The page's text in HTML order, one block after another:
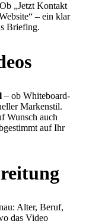
„Jetzt Kontakt
– ein klar
Briefing.
– ob Whiteboard-
Markenstil.
Wunsch auch
auf Ihr
Alter, Beruf,
das Video